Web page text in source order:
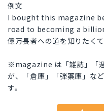
例文
I bought this magazine
road to becoming a
億万長者への道を知りたく
※magazine は「雑誌」「
が、「倉庫」「弾薬庫」な
す。